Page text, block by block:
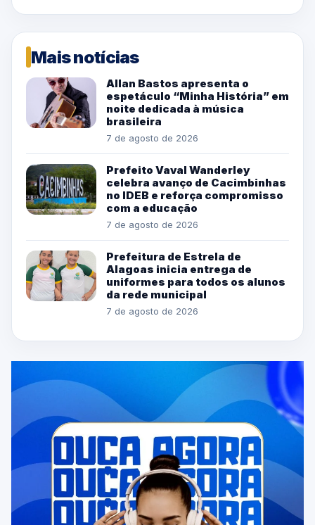
Mais notícias
Allan Bastos apresenta o
espetáculo “Minha História” em
noite dedicada à música
brasileira
7 de agosto de 2026
Prefeito Vaval Wanderley
celebra avanço de Cacimbinhas
no IDEB e reforça compromisso
com a educação
7 de agosto de 2026
Prefeitura de Estrela de
Alagoas inicia entrega de
uniformes para todos os alunos
da rede municipal
7 de agosto de 2026